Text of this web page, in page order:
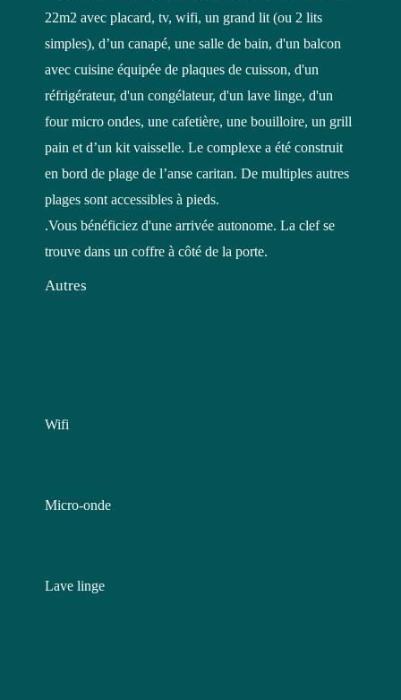
22m2 avec placard, tv, wifi, un grand lit (ou 2 lits
simples), d’un canapé, une salle de bain, d'un balcon
avec cuisine équipée de plaques de cuisson, d'un
réfrigérateur, d'un congélateur, d'un lave linge, d'un
four micro ondes, une cafetière, une bouilloire, un grill
pain et d’un kit vaisselle. Le complexe a été construit
en bord de plage de l’anse caritan. De multiples autres
plages sont accessibles à pieds.
.Vous bénéficiez d'une arrivée autonome. La clef se
trouve dans un coffre à côté de la porte.
Autres
Wifi
Micro-onde
Lave linge